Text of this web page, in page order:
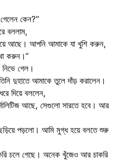
কেন?”
বললাম,
আছে। আপনি আমাকে যা খুশি করুন,
করুন।”
নিভে গেল।
দুহাতে আমাকে তুলে দাঁড় করালেন।
দিয়ে বললেন,
আছে, সেগুলো সারতে হবে। আর
পড়লো। আমি মুগ্ধ হয়ে বলতে শুরু
চলে গেছে। অনেক খুঁজেও আর চাকরি